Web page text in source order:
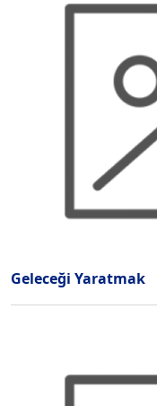
Geleceği Yaratmak